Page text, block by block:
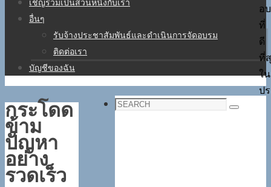
อ
ที่
ดี
ที่
ใน
ป
อื่นๆ
รับจ้างประชาสัมพันธ์และดำเนินการจัดอบรม
ติดต่อเรา
บัญชีของฉัน
กระโดด
ข้าม
ปัญหา
อย่าง
รวดเร็ว
Search
Search